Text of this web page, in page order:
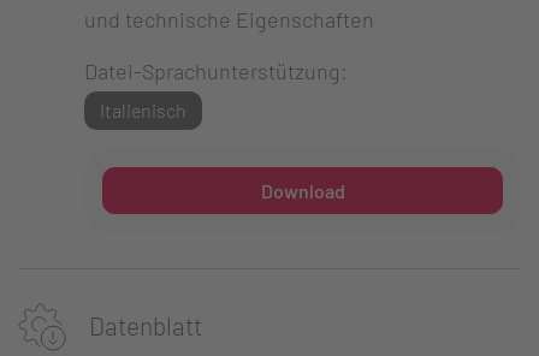
und technische Eigenschaften
Datei-Sprachunterstützung:
Italienisch
Download
Datenblatt